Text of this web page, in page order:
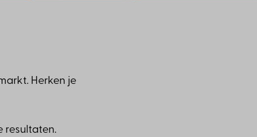
Herken je
resultaten.